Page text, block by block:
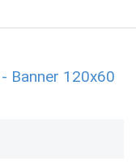
Banner 120x60